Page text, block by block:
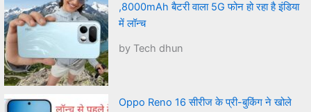
,8000mAh बैटरी वाला 5G फोन हो रहा है इंडिया
में लॉन्च
by Tech dhun
Oppo Reno 16 सीरीज के प्री-बुकिंग ने खोले